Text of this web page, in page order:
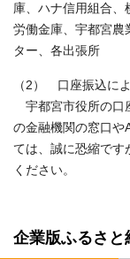
庫、ハナ信用組合、
労働金庫、宇都宮農
ター、各出張所
（2） 口座振込に
宇都宮市役所の口
の金融機関の窓口や
ては、誠に恐縮です
ください。
企業版ふるさと